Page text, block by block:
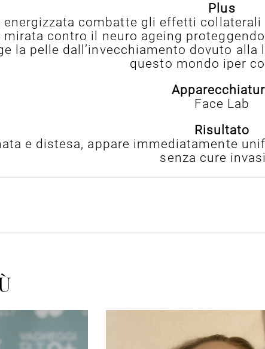
Plus
energizzata combatte gli effetti
mirata contro il neuro ageing
la pelle dall’invecchiamento dovuto
questo mondo iper
Face Lab
Risultato
e distesa, appare immediatamente
senza cure